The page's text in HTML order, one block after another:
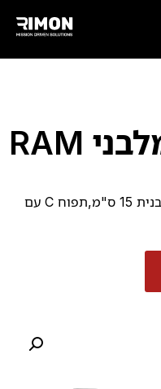
סט עם בסיס מלבני RAM
זרוע C קצרה, תפוח C עם פלטה מלבנית 15 ס"מ,תפוח C עם